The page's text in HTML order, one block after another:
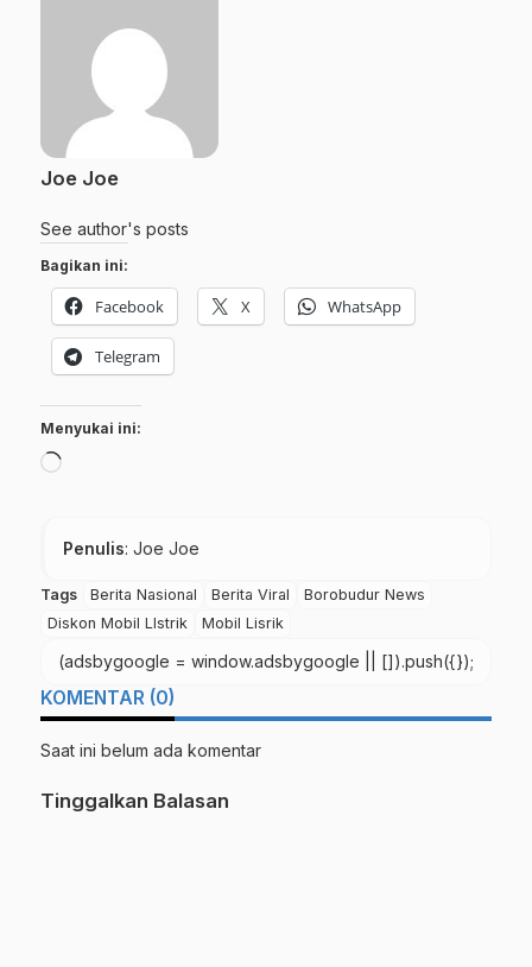
Joe Joe
See author's posts
Bagikan ini:
Facebook X WhatsApp
Telegram
Menyukai ini:
Memuat...
Penulis: Joe Joe
Tags Berita Nasional Berita Viral
Borobudur News
Diskon Mobil LIstrik
Mobil Lisrik
(adsbygoogle = window.adsbygoogle || []).push({});
KOMENTAR (0)
Saat ini belum ada komentar
Tinggalkan Balasan